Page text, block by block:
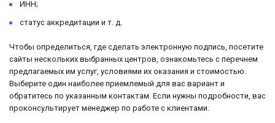
ИНН;
статус аккредитации и т. д.
Чтобы определиться, где сделать электронную подпись, посетите
сайты нескольких выбранных центров, ознакомьтесь с перечнем
предлагаемых им услуг, условиями их оказания и стоимостью.
Выберите один наиболее приемлемый для вас вариант и
обратитесь по указанным контактам. Если нужны подробности, вас
проконсультирует менеджер по работе с клиентами.